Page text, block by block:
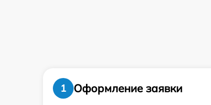
1
Оформление заявки